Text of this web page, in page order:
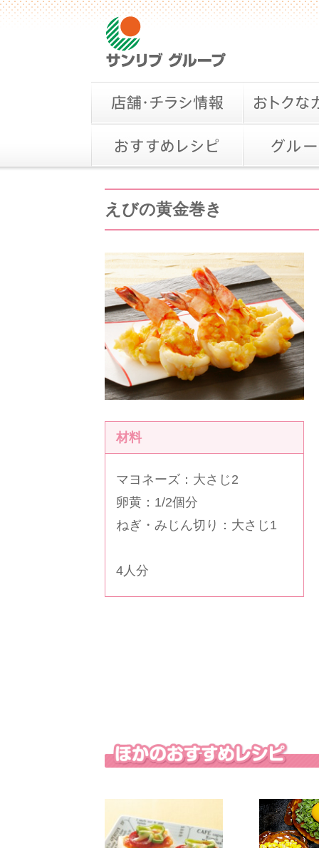
えびの黄金巻き
材料
マヨネーズ：大さじ2
卵黄：1/2個分
ねぎ・みじん切り：大さじ1
4人分